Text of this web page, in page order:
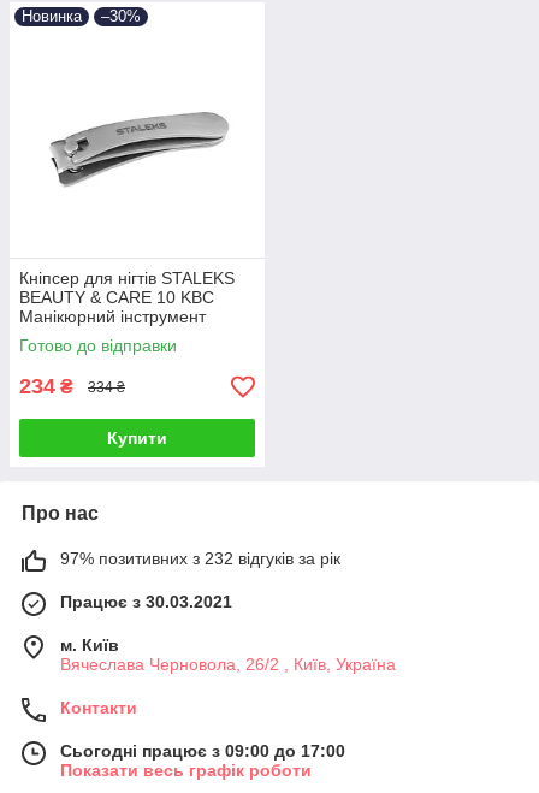
Новинка –30%
Кніпсер для нігтів STALEKS
BEAUTY & CARE 10 KBC
Манікюрний інструмент
Сталекс кусачки
Готово до відправки
234 ₴ 334 ₴
Купити
Про нас
97% позитивних з 232 відгуків за рік
Працює з 30.03.2021
м. Київ
Вячеслава Черновола, 26/2 , Київ, Україна
Контакти
Сьогодні працює з 09:00 до 17:00
Показати весь графік роботи